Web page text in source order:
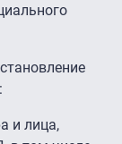
и лица,